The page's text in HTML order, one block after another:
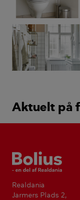
Aktuelt på
Bolius
Realdania
Jarmers Plads 2,